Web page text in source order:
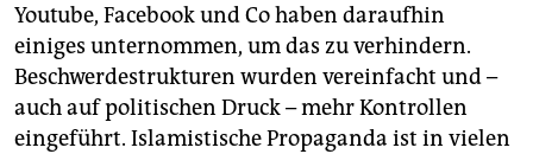
Youtube, Facebook und Co haben daraufhin
einiges unternommen, um das zu verhindern.
Beschwerdestrukturen wurden vereinfacht und –
auch auf politischen Druck – mehr Kon­trollen
eingeführt. Islamistische Propaganda ist in vielen